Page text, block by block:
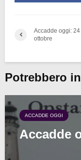
Accadde oggi: 24
ottobre
Potrebbero
ACCADDE OGGI
Accadde